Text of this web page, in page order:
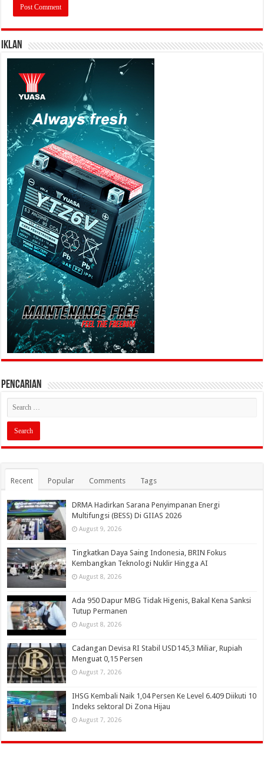
IKLAN
PENCARIAN
Recent Popular Comments Tags
DRMA Hadirkan Sarana Penyimpanan Energi
Multifungsi (BESS) Di GIIAS 2026
August 9, 2026
Tingkatkan Daya Saing Indonesia, BRIN Fokus
Kembangkan Teknologi Nuklir Hingga AI
August 8, 2026
Ada 950 Dapur MBG Tidak Higenis, Bakal Kena Sanksi
Tutup Permanen
August 8, 2026
Cadangan Devisa RI Stabil USD145,3 Miliar, Rupiah
Menguat 0,15 Persen
August 7, 2026
IHSG Kembali Naik 1,04 Persen Ke Level 6.409 Diikuti 10
Indeks sektoral Di Zona Hijau
August 7, 2026